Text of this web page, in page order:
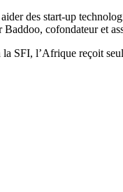
des start-up
cofondateur et
SFI, l’Afrique reçoit